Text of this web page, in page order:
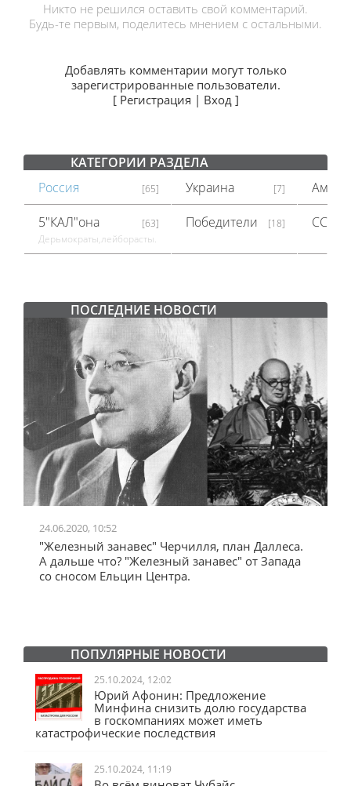
Никто не решился оставить свой комментарий.
Будь-те первым, поделитесь мнением с остальными.
Добавлять комментарии могут только
зарегистрированные пользователи.
[ Регистрация | Вход]
КАТЕГОРИИ РАЗДЕЛА
Россия
[65] Украина [7]
5"КАЛ"она
[63]
Дерьмократы,лейборасты.
Победители [18] СССР
ПОСЛЕДНИЕ НОВОСТИ
24.06.2020, 10:52
"Железный занавес" Черчилля, план Даллеса.
А дальше что? "Железный занавес" от Запада
со сносом Ельцин Центра.
ПОПУЛЯРНЫЕ НОВОСТИ
25.10.2024, 12:02
Юрий Афонин: Предложение
Минфина снизить долю государства
в госкомпаниях может иметь
катастрофические последствия
25.10.2024, 11:19